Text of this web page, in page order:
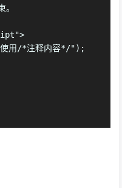
用/*注释内容*/");